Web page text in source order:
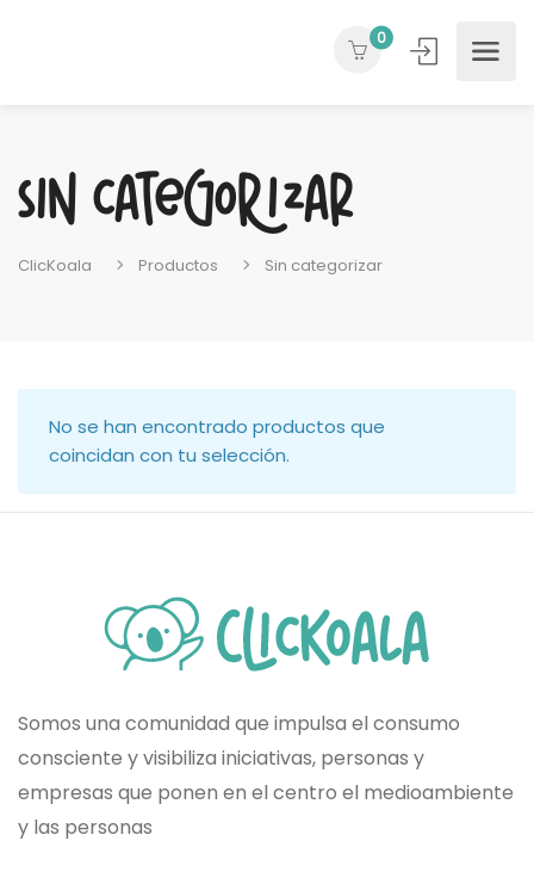
0
Sin categorizar
ClicKoala Productos Sin categorizar
No se han encontrado productos que
coincidan con tu selección.
Somos una comunidad que impulsa el consumo
consciente y visibiliza iniciativas, personas y
empresas que ponen en el centro el medioambiente
y las personas